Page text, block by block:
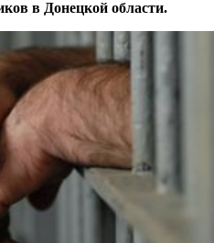
в Донецкой области.